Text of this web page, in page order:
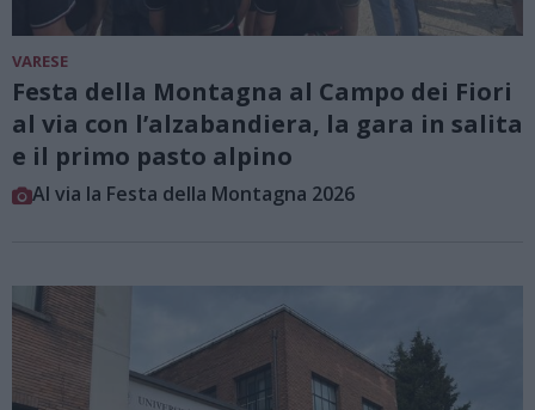
VARESE
Festa della Montagna al Campo dei Fiori
al via con l’alzabandiera, la gara in salita
e il primo pasto alpino
Al via la Festa della Montagna 2026